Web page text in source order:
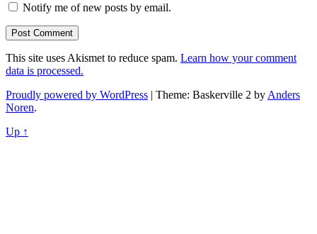
Notify me of new posts by email.
This site uses Akismet to reduce spam. Learn how your comment
data is processed.
Proudly powered by WordPress | Theme: Baskerville 2 by Anders
Noren.
Up ↑